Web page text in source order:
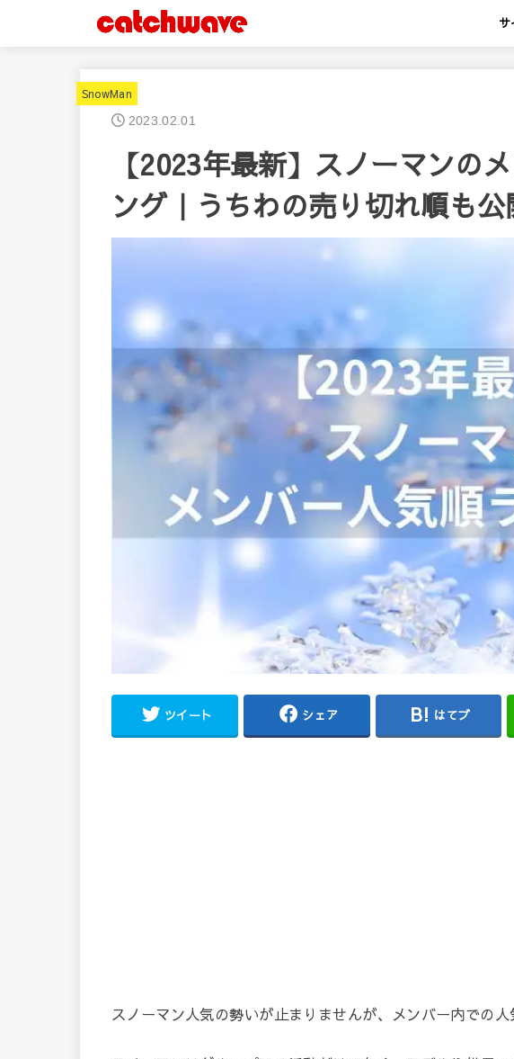
サ
SnowMan
2023.02.01
【2023年最新】スノーマンの
ング｜うちわの売り切れ順も公
ツイート シェア はてブ
スノーマン人気の勢いが止まりませんが、メンバー内での